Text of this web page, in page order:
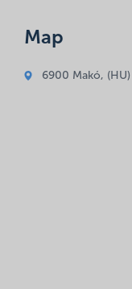
are marked
Comment *
Map
6900 Makó,